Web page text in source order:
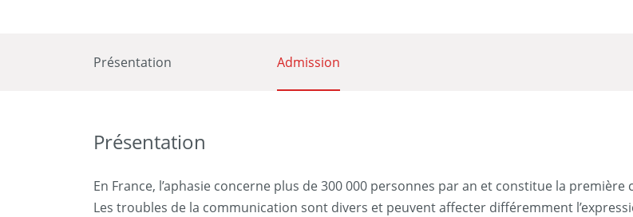
Présentation Admission
Présentation
En France, l’aphasie concerne plus de 300 000 personnes par an et constitue la première
Les troubles de la communication sont divers et peuvent affecter différemment